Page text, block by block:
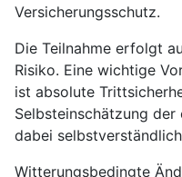
Versicherungsschutz.
Die Teilnahme erfolgt
Risiko. Eine wichtige
ist absolute
Selbsteinschätzung
dabei
Witterungsbedingte